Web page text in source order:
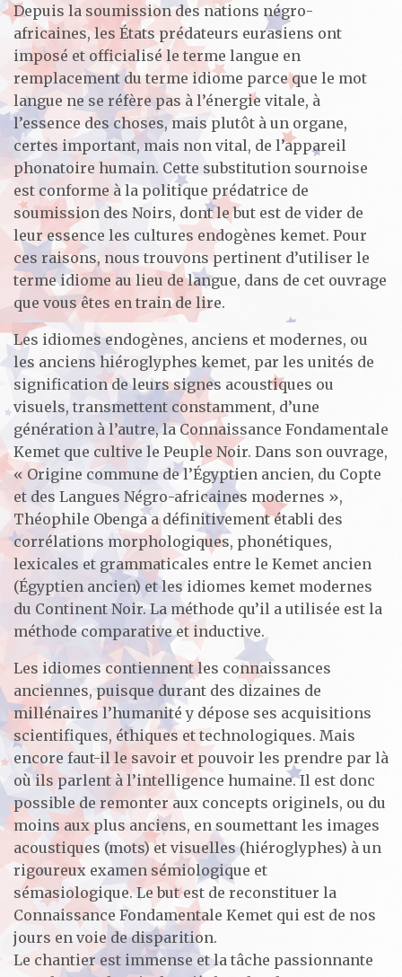
Depuis la soumission des nations négro-
africaines, les États prédateurs eurasiens ont
imposé et officialisé le terme langue en
remplacement du terme idiome parce que le mot
langue ne se réfère pas à l’énergie vitale, à
l’essence des choses, mais plutôt à un organe,
certes important, mais non vital, de l’appareil
phonatoire humain. Cette substitution sournoise
est conforme à la politique prédatrice de
soumission des Noirs, dont le but est de vider de
leur essence les cultures endogènes kemet. Pour
ces raisons, nous trouvons pertinent d’utiliser le
terme idiome au lieu de langue, dans de cet ouvrage
que vous êtes en train de lire.
Les idiomes endogènes, anciens et modernes, ou
les anciens hiéroglyphes kemet, par les unités de
signification de leurs signes acoustiques ou
visuels, transmettent constamment, d’une
génération à l’autre, la Connaissance Fondamentale
Kemet que cultive le Peuple Noir. Dans son ouvrage,
« Origine commune de l’Égyptien ancien, du Copte
et des Langues Négro-africaines modernes »,
Théophile Obenga a définitivement établi des
corrélations morphologiques, phonétiques,
lexicales et grammaticales entre le Kemet ancien
(Égyptien ancien) et les idiomes kemet modernes
du Continent Noir. La méthode qu’il a utilisée est la
méthode comparative et inductive.
Les idiomes contiennent les connaissances
anciennes, puisque durant des dizaines de
millénaires l’humanité y dépose ses acquisitions
scientifiques, éthiques et technologiques. Mais
encore faut-il le savoir et pouvoir les prendre par là
où ils parlent à l’intelligence humaine. Il est donc
possible de remonter aux concepts originels, ou du
moins aux plus anciens, en soumettant les images
acoustiques (mots) et visuelles (hiéroglyphes) à un
rigoureux examen sémiologique et
sémasiologique. Le but est de reconstituer la
Connaissance Fondamentale Kemet qui est de nos
jours en voie de disparition.
Le chantier est immense et la tâche passionnante